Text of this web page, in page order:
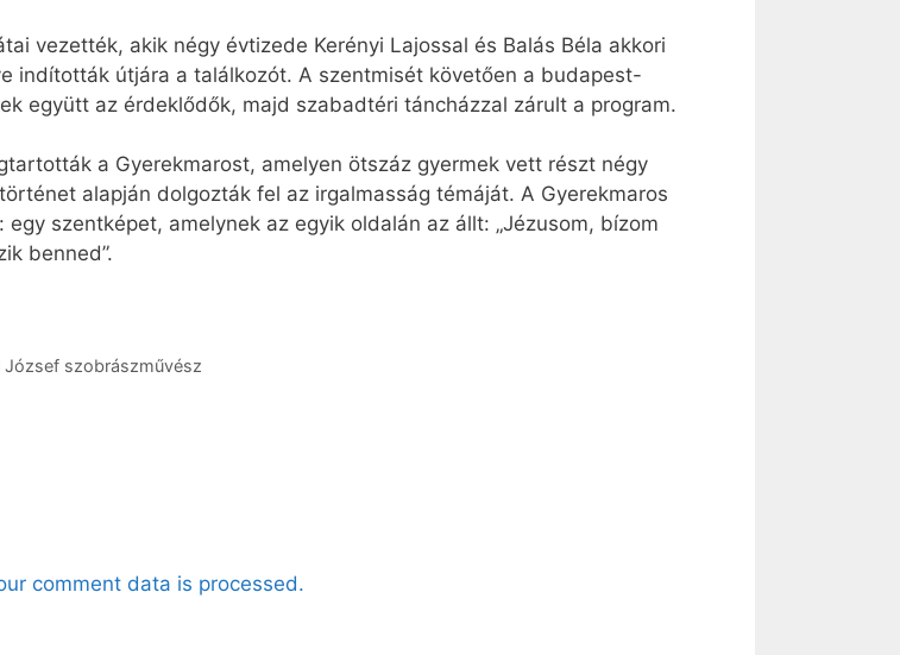
vezették, akik négy évtizede Kerényi Lajossal és Balás Béla akkori
indították útjára a találkozót. A szentmisét követően a budapest-
együtt az érdeklődők, majd szabadtéri táncházzal zárult a program.
a Gyerekmarost, amelyen ötszáz gyermek vett részt négy
alapján dolgozták fel az irgalmasság témáját. A Gyerekmaros
szentképet, amelynek az egyik oldalán az állt: „Jézusom, bízom
benned”.
József szobrászművész
comment data is processed.